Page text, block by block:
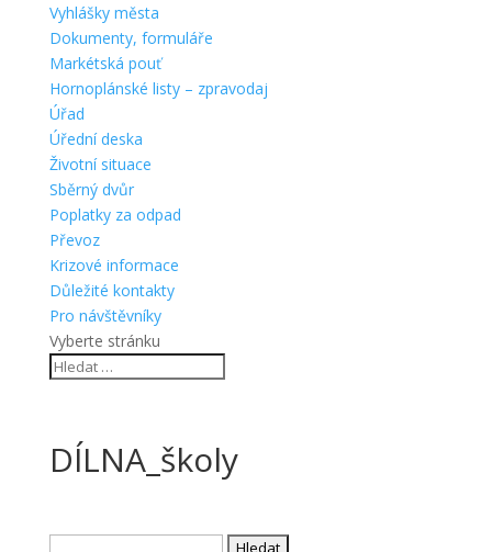
Vyhlášky města
Dokumenty, formuláře
Markétská pouť
Hornoplánské listy – zpravodaj
Úřad
Úřední deska
Životní situace
Sběrný dvůr
Poplatky za odpad
Převoz
Krizové informace
Důležité kontakty
Pro návštěvníky
Vyberte stránku
DÍLNA_školy